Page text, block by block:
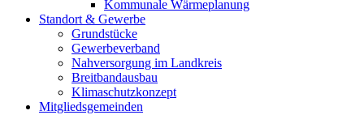
Kommunale Wärmeplanung
Standort & Gewerbe
Grundstücke
Gewerbeverband
Nahversorgung im Landkreis
Breitbandausbau
Klimaschutzkonzept
Mitgliedsgemeinden